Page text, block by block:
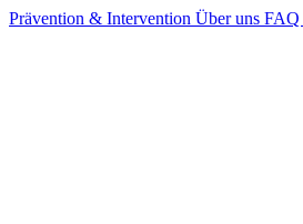
Prävention & Intervention Über uns FAQ